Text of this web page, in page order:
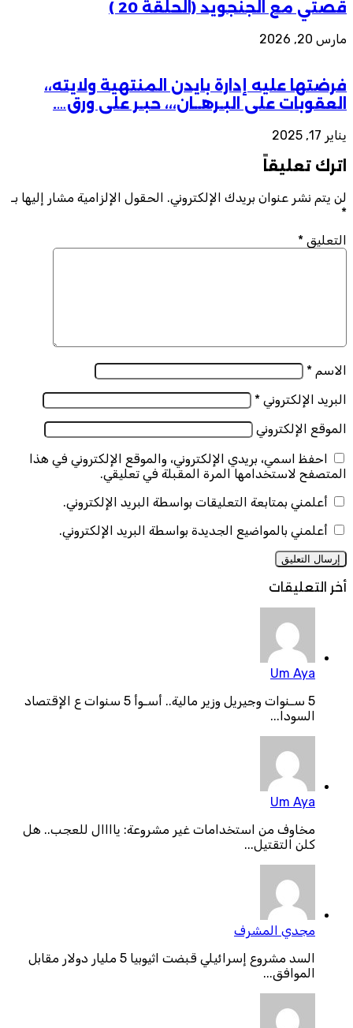
مع الجنجويد (الحلقة 20 )
20, 2026
عليه إدارة بايدن المنتهية ولايته،،
على البـرهــان،،، حبـر على ورق….
17, 2025
تعليقاً
يتم نشر عنوان بريدك الإلكتروني. الحقول الإلزامية مشار إليها بـ
*
*
الإلكتروني*
الإلكتروني
احفظ اسمي، بريدي الإلكتروني، والموقع الإلكتروني في هذا
لاستخدامها المرة المقبلة في تعليقي.
أعلمني بمتابعة التعليقات بواسطة البريد الإلكتروني.
أعلمني بالمواضيع الجديدة بواسطة البريد الإلكتروني.
التعليقات
Um Aya
5 سـنوات وجيريل وزير مالية.. أسـوأ 5 سنوات ع الإقتصاد
السودا...
Um Aya
مخاوف من استخدامات غير مشروعة: ياااال للعجب.. هل
كلن التقتيل...
مجدي المشرف
السد مشروع إسرائيلي قبضت اثيوبيا 5 مليار دولار مقابل
الموافق...